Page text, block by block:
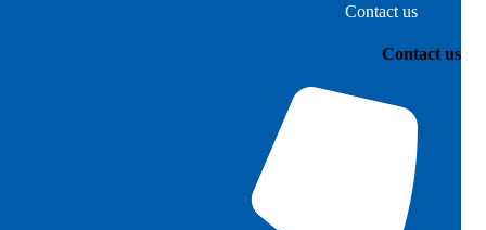
Contact us
Contact us